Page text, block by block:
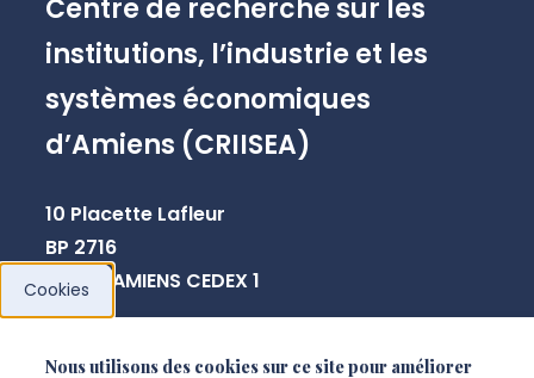
Centre de recherche sur les
institutions, l’industrie et les
systèmes économiques
d’Amiens (CRIISEA)
10 Placette Lafleur
BP 2716
80027 AMIENS CEDEX 1
Cookies
Nous utilisons des cookies sur ce site pour améliorer